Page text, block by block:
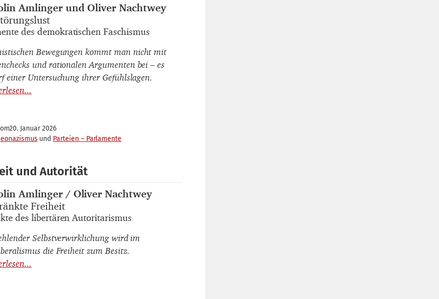
Amlinger und Oliver Nachtwey
des demokratischen Faschismus
Bewegungen kommt man nicht mit
und rationalen Argumenten bei – es
einer Untersuchung ihrer Gefühlslagen.
20. Januar 2026
Parteien – Parlamente
und Autorität
Amlinger / Oliver Nachtwey
Freiheit
des libertären Autoritarismus
Selbstverwirklichung wird im
die Freiheit zum Besitz.